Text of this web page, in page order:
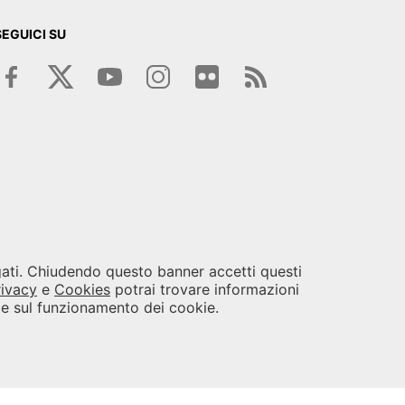
SU
Chiudendo questo banner accetti questi
e Cookies potrai trovare informazioni
sul funzionamento dei cookie.